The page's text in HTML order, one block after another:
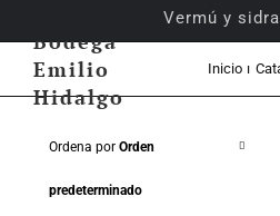
Vermú y sidra
Bodega
Emilio
Hidalgo
Inicio
Ordena por Orden
predeterminado